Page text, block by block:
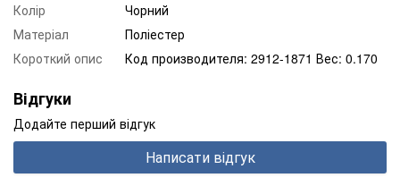
Колір
Чорний
Матеріал
Поліестер
Короткий опис
Код производителя: 2912-1871 Вес: 0.170
Відгуки
Додайте перший відгук
Написати відгук